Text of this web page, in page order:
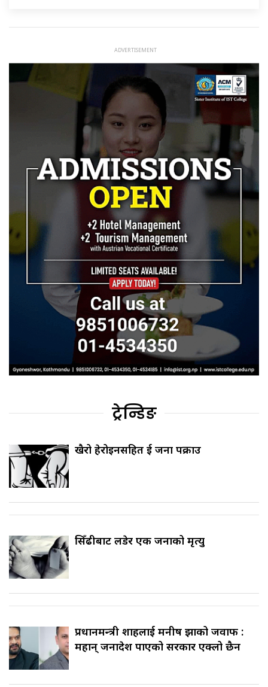
ट्रेन्डिङ
खैरो हेरोइनसहित दुई जना पक्राउ
सिँढीबाट लडेर एक जनाको मृत्यु
प्रधानमन्त्री शाहलाई मनीष झाको जवाफ :
महान् जनादेश पाएको सरकार एक्लो छैन